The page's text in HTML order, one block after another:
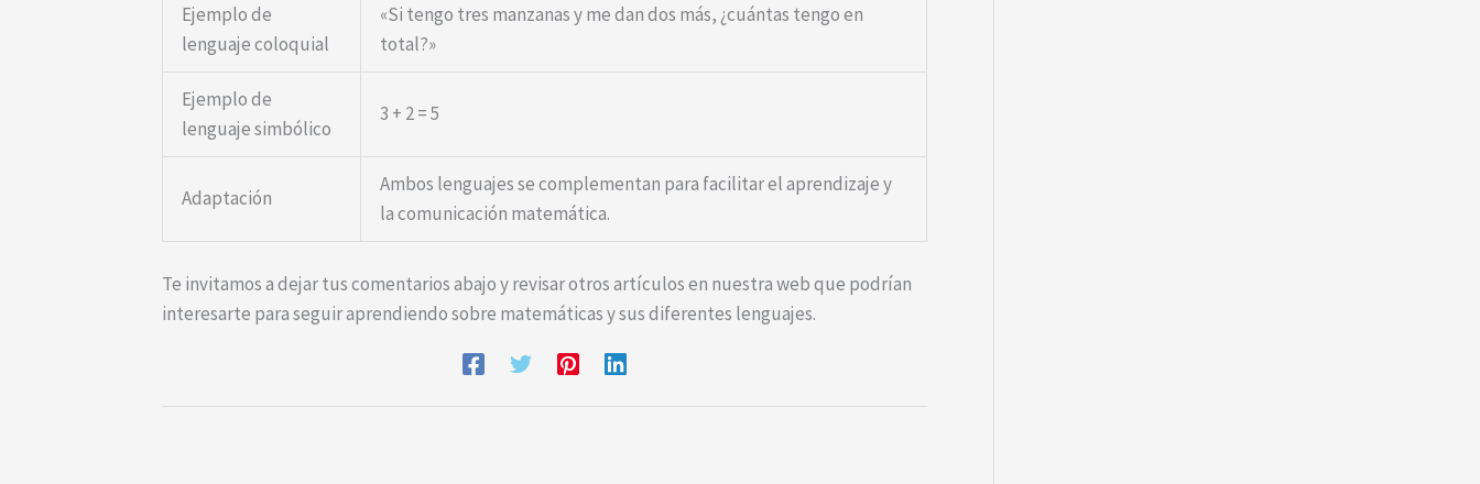
Ejemplo de
lenguaje coloquial
«Si tengo tres manzanas y me dan dos más, ¿cuántas tengo en
total?»
Ejemplo de
lenguaje simbólico
3 + 2 = 5
Adaptación
Ambos lenguajes se complementan para facilitar el aprendizaje y
la comunicación matemática.
Te invitamos a dejar tus comentarios abajo y revisar otros artículos en nuestra web que podrían
interesarte para seguir aprendiendo sobre matemáticas y sus diferentes lenguajes.